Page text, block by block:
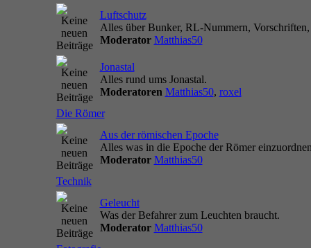
Luftschutz
Alles über Bunker, RL-Nummern, Vorschriften,
Moderator Matthias50
Jonastal
Alles rund ums Jonastal.
Moderatoren Matthias50, roxel
Die Römer
Aus der römischen Epoche
Alles was in die Epoche der Römer
Moderator Matthias50
Technik
Geleucht
Was der Befahrer zum Leuchten braucht.
Moderator Matthias50